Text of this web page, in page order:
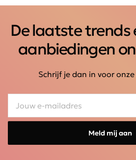
De laatste trends
aanbiedingen
Schrijf je dan in voor
Meld mij aan